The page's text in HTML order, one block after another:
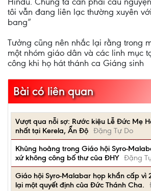
tôi vẫn đang liên lạc thường xuyên
bang”
Tưởng cũng nên nhắc lại rằng trong
một nhóm giáo dân và các linh mục
công khi họ hát thánh ca Giáng sinh
Bài có liên quan
Vượt qua nỗi sợ: Rước kiệu Lễ Đức Mẹ
nhất tại Kerela, Ấn Độ Đặng Tự Do
Khủng hoảng trong Giáo hội Syro-
xứ không công bố thư của ĐHY Đặng
Giáo hội Syro-Malabar họp khẩn cấp vì
lại một quyết định của Đức Thánh Cha.